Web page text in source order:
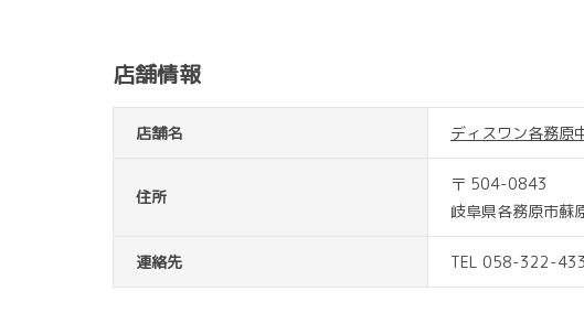
店舗情報
店舗名 ディスワン各務原
住所
〒 504-0843
岐阜県各務原市
連絡先 TEL 058-322-